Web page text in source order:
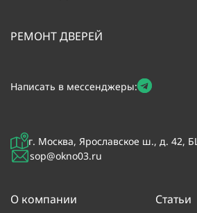
г. Москва, Ярославское ш., д. 42,
sop@okno03.ru
О компании Статьи
Написать в мессенджеры:
РЕМОНТ ДВЕРЕЙ